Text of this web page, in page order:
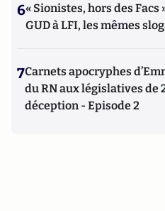
6« Sionistes, hors des Facs
GUD à LFI, les mêmes
7Carnets apocryphes
du RN aux législatives de
déception - Episode 2